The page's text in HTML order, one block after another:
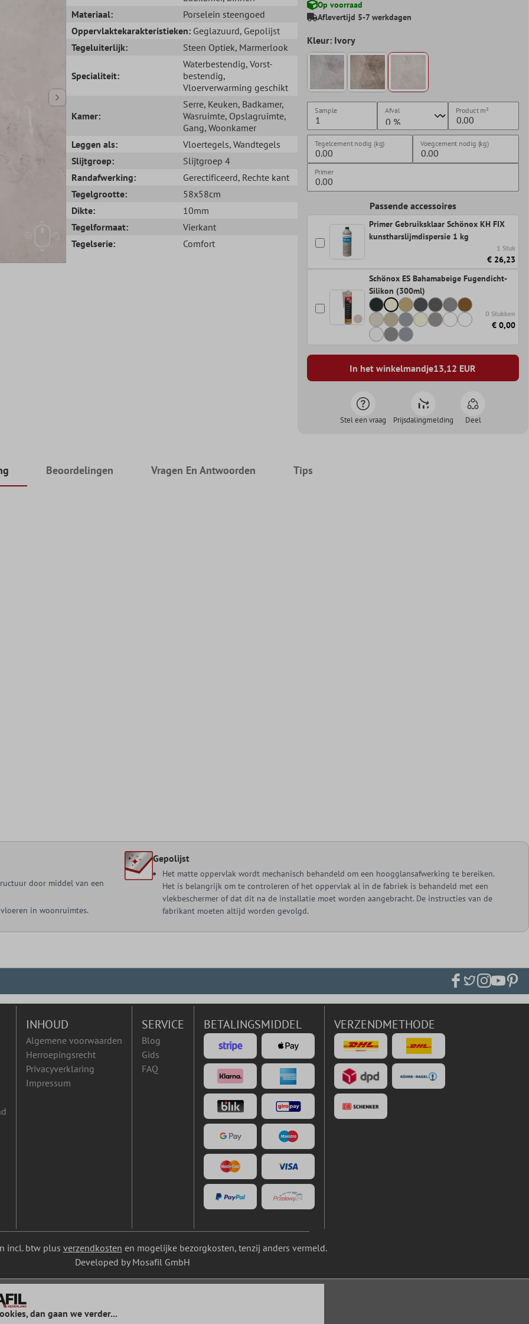
Materiaal:
Porselein steengoed
Oppervlaktekarakteristieken: Geglazuurd, Gepolijst
Tegeluiterlijk:
Steen Optiek, Marmerlook
Specialiteit:
Waterbestendig, Vorst-
bestendig,
Vloerverwarming geschikt
Kamer:
Serre, Keuken, Badkamer,
Wasruimte, Opslagruimte,
Gang, Woonkamer
Leggen als:
Vloertegels, Wandtegels
Slijtgroep:
Slijtgroep 4
Randafwerking:
Gerectificeerd, Rechte kant
Tegelgrootte:
58x58cm
Dikte:
10mm
Tegelformaat:
Vierkant
Tegelserie:
Comfort
Op voorraad
Aflevertijd 5-7 werkdagen
Kleur: Ivory
Sample Afval Productm²
Tegelcement nodig (kg) Voegcement nodig (kg)
Primer
Passende accessoires
Primer Gebruiksklaar Schönox KH FIX
kunstharslijmdispersie 1 kg
1 Stuk
€ 26,23
Schönox ES Bahamabeige Fugendicht-
Silikon (300ml)
0 Stukken
€ 0,00
In het winkelmandje13,12 EUR
Stel een vraag Prijsdalingmelding Deel
Beoordelingen Vragen En Antwoorden Tips
door middel van een
in woonruimtes.
Gepolijst
Het matte oppervlak wordt mechanisch behandeld om een hoogglansafwerking te bereiken.
Het is belangrijk om te controleren of het oppervlak al in de fabriek is behandeld met een
vlekbeschermer of dat dit na de installatie moet worden aangebracht. De instructies van de
fabrikant moeten altijd worden gevolgd.
INHOUD
Algemene voorwaarden
Herroepingsrecht
Privacyverklaring
Impressum
SERVICE
Blog
Gids
FAQ
BETALINGSMIDDEL VERZENDMETHODE
incl. btw plus verzendkosten en mogelijke bezorgkosten, tenzij anders vermeld.
Developed by Mosafil GmbH
dan gaan we verder...